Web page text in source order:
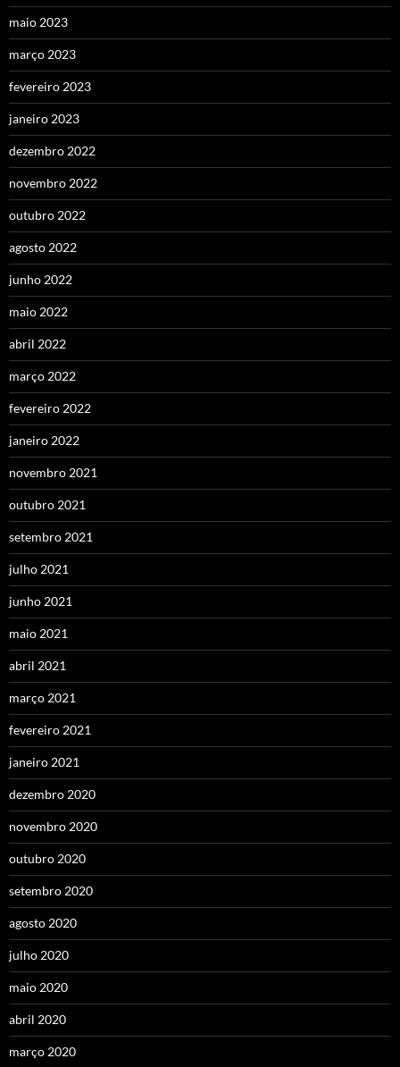
maio 2023
março 2023
fevereiro 2023
janeiro 2023
dezembro 2022
novembro 2022
outubro 2022
agosto 2022
junho 2022
maio 2022
abril 2022
março 2022
fevereiro 2022
janeiro 2022
novembro 2021
outubro 2021
setembro 2021
julho 2021
junho 2021
maio 2021
abril 2021
março 2021
fevereiro 2021
janeiro 2021
dezembro 2020
novembro 2020
outubro 2020
setembro 2020
agosto 2020
julho 2020
maio 2020
abril 2020
março 2020